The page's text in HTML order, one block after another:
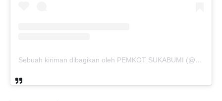
Sebuah kiriman dibagikan oleh PEMKOT SUKABUMI (@pemkotsukabumi_)